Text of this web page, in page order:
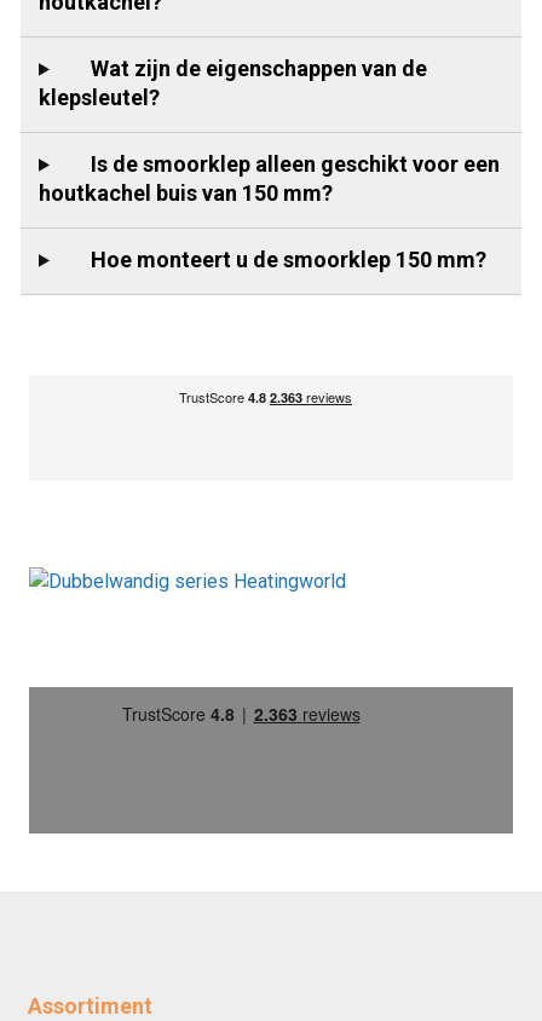
Wat zijn de eigenschappen van de
klepsleutel?
Is de smoorklep alleen geschikt voor een
houtkachel buis van 150 mm?
Hoe monteert u de smoorklep 150 mm?
Assortiment